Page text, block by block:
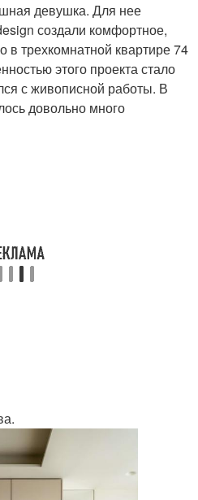
девушка. Для нее
создали комфортное,
трехкомнатной квартире 74
этого проекта стало
с живописной работы. В
довольно много